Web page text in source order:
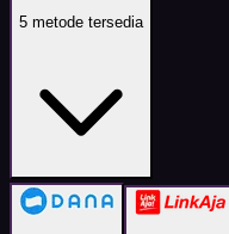
5 metode tersedia